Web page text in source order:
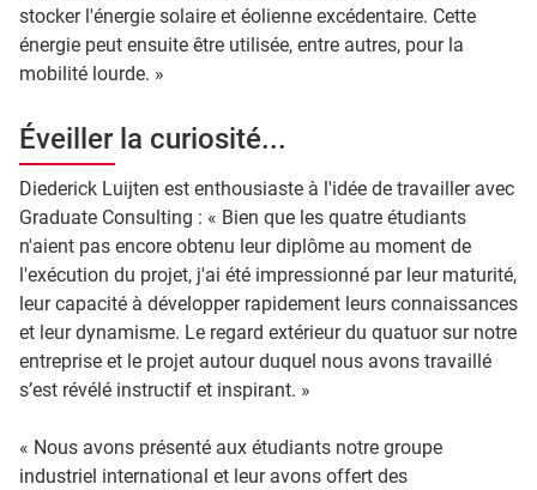
stocker l'énergie solaire et éolienne excédentaire. Cette
énergie peut ensuite être utilisée, entre autres, pour la
mobilité lourde. »
Éveiller la curiosité...
Diederick Luijten est enthousiaste à l'idée de travailler avec
Graduate Consulting : « Bien que les quatre étudiants
n'aient pas encore obtenu leur diplôme au moment de
l'exécution du projet, j'ai été impressionné par leur maturité,
leur capacité à développer rapidement leurs connaissances
et leur dynamisme. Le regard extérieur du quatuor sur notre
entreprise et le projet autour duquel nous avons travaillé
s’est révélé instructif et inspirant. »
« Nous avons présenté aux étudiants notre groupe
industriel international et leur avons offert des